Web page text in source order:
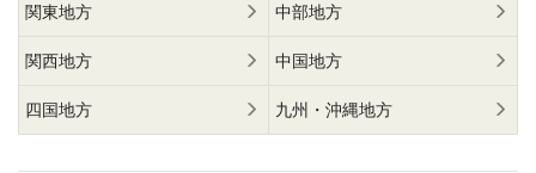
関東地方 中部地方
関西地方 中国地方
四国地方 九州・沖縄地方